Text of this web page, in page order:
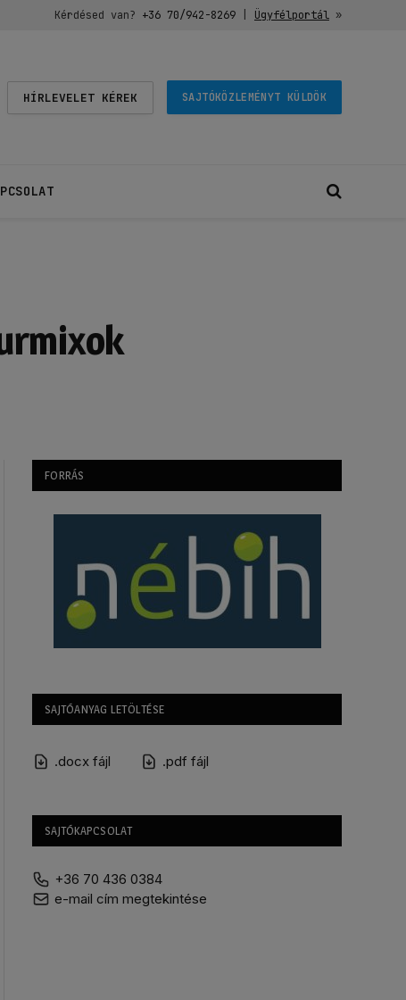
Kérdésed van? +36 70/942-8269| Ügyfélportál»
HÍRLEVELET KÉREK SAJTÓKÖZLEMÉNYT KÜLDÖK
FORRÁS
SAJTÓANYAG LETÖLTÉSE
.docx fájl .pdf fájl
SAJTÓKAPCSOLAT
+36 70 436 0384
e-mail cím megtekintése